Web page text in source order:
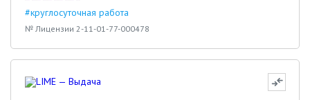
#круглосуточная работа
№ Лицензии 2-11-01-77-000478